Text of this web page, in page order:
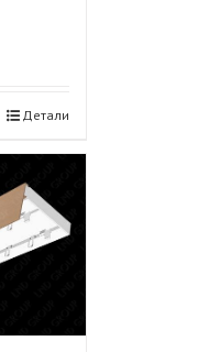
Детали